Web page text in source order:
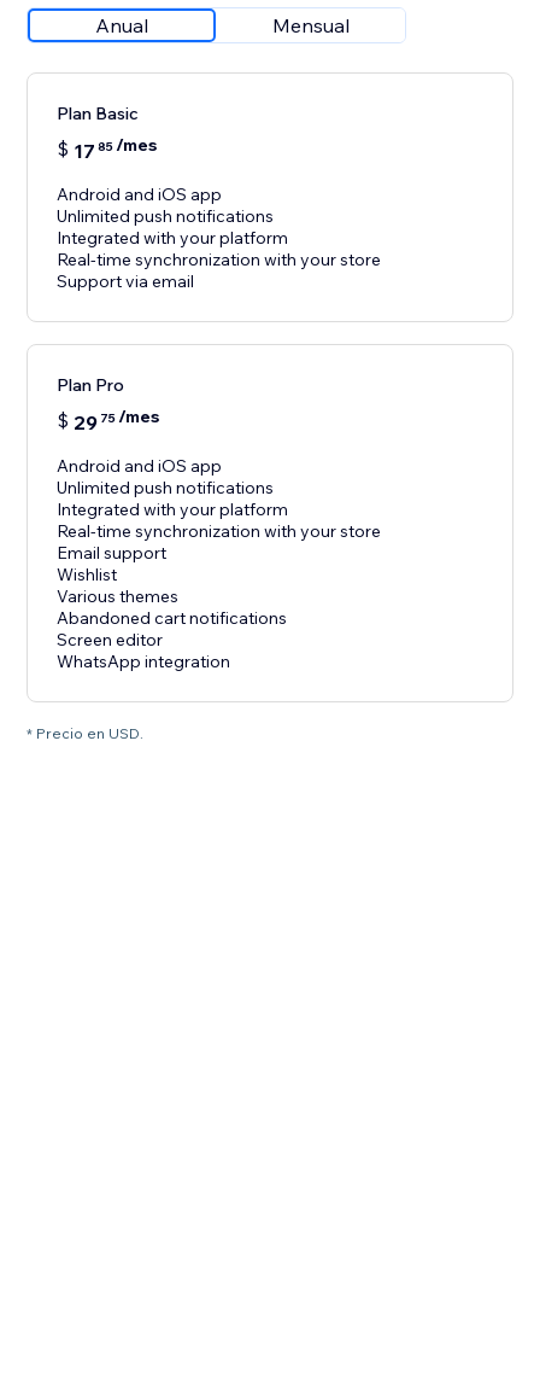
Anual Mensual
Plan Basic
$ 17 85/mes
Android and iOS app
Unlimited push notifications
Integrated with your platform
Real-time synchronization with your store
Support via email
Plan Pro
$ 29 75/mes
Android and iOS app
Unlimited push notifications
Integrated with your platform
Real-time synchronization with your store
Email support
Wishlist
Various themes
Abandoned cart notifications
Screen editor
WhatsApp integration
* Precio en USD.